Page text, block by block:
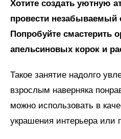
Хотите создать уютную
провести незабываемый
Попробуйте смастерить
апельсиновых корок и
Такое занятие надолго
взрослым наверняка
можно использовать в
украшения интерьера или